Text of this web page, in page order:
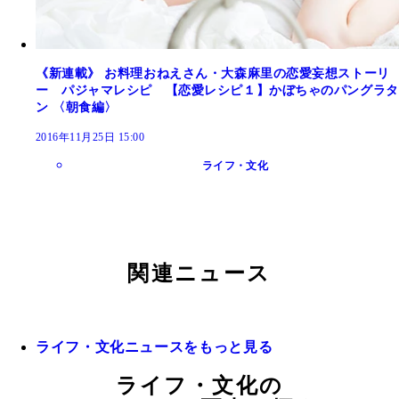
《新連載》 お料理おねえさん・大森麻里の恋愛妄想ストーリ
ー パジャマレシピ 【恋愛レシピ１】かぼちゃのパングラタ
ン 〈朝食編〉
2016年11月25日 15:00
ライフ・文化
関連ニュース
ライフ・文化ニュースをもっと見る
ライフ・文化の